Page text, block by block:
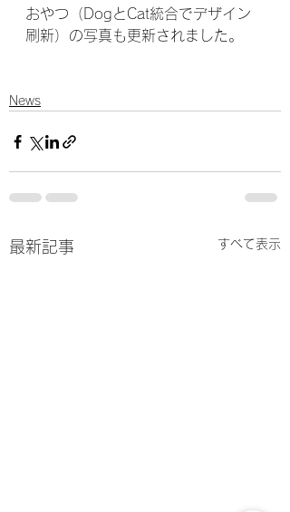
おやつ（DogとCat統合でデザイン
刷新）の写真も更新されました。
News
最新記事 すべて表示